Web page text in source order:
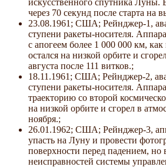
искусственного спутника Луны.
через 70 секунд после старта на
23.08.1961; США; Рейнджер-1,
ступени ракеты-носителя.
с апогеем более 1 000 000 км, как
остался на низкой орбите и
августа после 111 витков.;
18.11.1961; США; Рейнджер-2,
ступени ракеты-носителя.
траекторию со второй
на низкой орбите и сгорел в
ноября.;
26.01.1962; США; Рейнджер-3,
упасть на Луну и провести
поверхности перед падением, но
неисправностей системы